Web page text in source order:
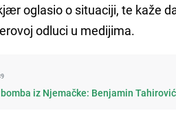
oglasio o situaciji, te kaže
odluci u medijima.
iz Njemačke: Benjamin